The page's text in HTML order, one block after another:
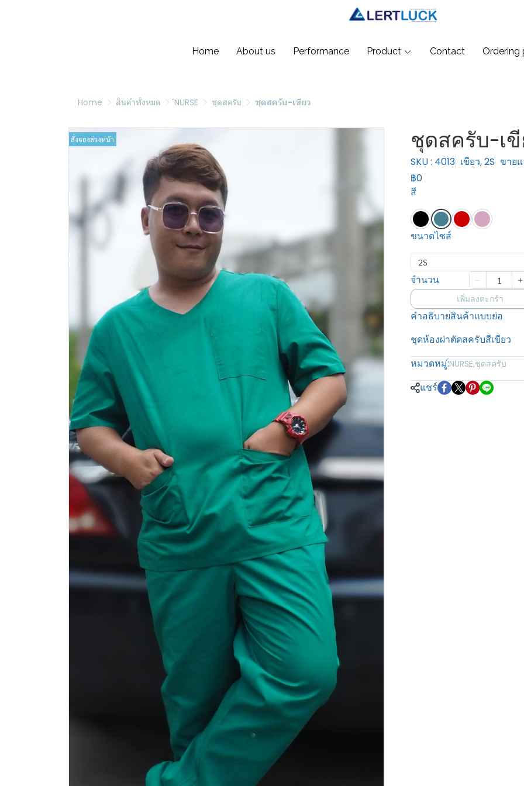
Home About us Performance Product Contact Ordering
Home สินค้าทั้งหมด ์NURSE ชุดสครับ ชุดสครับ-เขียว
สั่งจองล่วงหน้า ชุดสครับ-เ
SKU : 4013 เขียว, 2S ขาย
฿0
สี
ขนาดไซส์
2S
จำนวน
เพิ่มลงตะกร้า
คำอธิบายสินค้าแบบย่อ
ชุดห้องผ่าตัดสครับสีเขียว
หมวดหมู่:์NURSE,ชุดสครับ
แชร์